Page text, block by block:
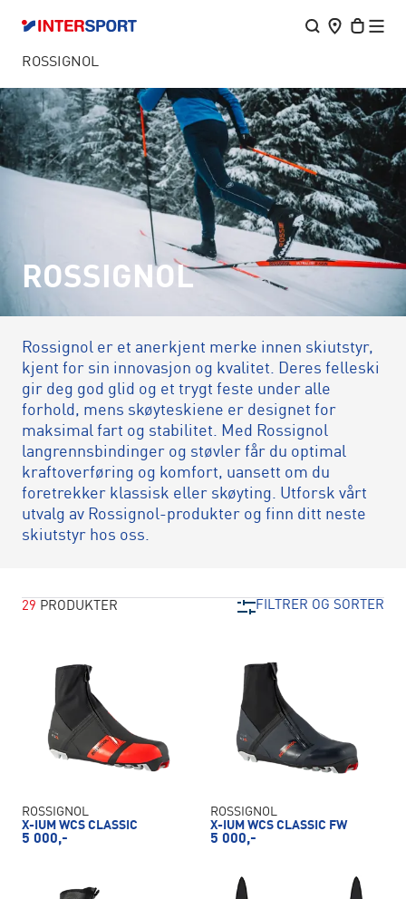
ROSSIGNOL
Rossignol er et anerkjent merke innen skiutstyr,
kjent for sin innovasjon og kvalitet. Deres felleski
gir deg god glid og et trygt feste under alle
forhold, mens skøyteskiene er designet for
maksimal fart og stabilitet. Med Rossignol
langrennsbindinger og støvler får du optimal
kraftoverføring og komfort, uansett om du
foretrekker klassisk eller skøyting. Utforsk vårt
utvalg av Rossignol-produkter og finn ditt neste
skiutstyr hos oss.
ROSSIGNOL
29 PRODUKTER FILTRER OG SORTER
ROSSIGNOL
X-IUM WCS CLASSIC
5 000,-
ROSSIGNOL
X-IUM WCS CLASSIC FW
5 000,-